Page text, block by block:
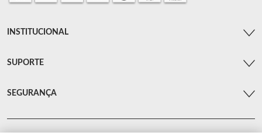
INSTITUCIONAL
SUPORTE
SEGURANÇA